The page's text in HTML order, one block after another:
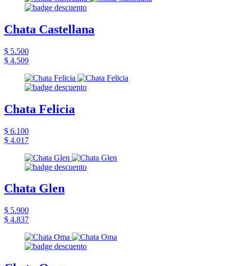
Chata Castellana
$ 5.500
$ 4.509
Chata Felicia
$ 6.100
$ 4.017
Chata Glen
$ 5.900
$ 4.837